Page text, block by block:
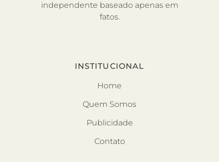
independente baseado apenas em
fatos.
INSTITUCIONAL
Home
Quem Somos
Publicidade
Contato